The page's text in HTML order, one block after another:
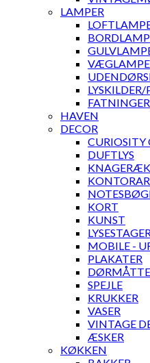
LAMPER
FATNINGER
HAVEN
DECOR
CURIOSITY
DUFTLYS
KORT
KUNST
MOBILE -
PLAKATER
SPEJLE
KRUKKER
VASER
VINTAGE
ÆSKER
KØKKEN